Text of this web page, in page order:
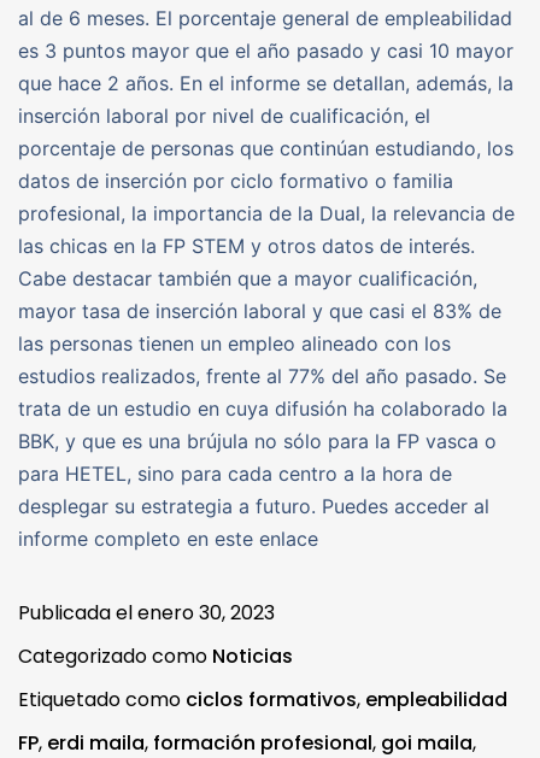
al de 6 meses. El porcentaje general de empleabilidad
es 3 puntos mayor que el año pasado y casi 10 mayor
que hace 2 años. En el informe se detallan, además, la
inserción laboral por nivel de cualificación, el
porcentaje de personas que continúan estudiando, los
datos de inserción por ciclo formativo o familia
profesional, la importancia de la Dual, la relevancia de
las chicas en la FP STEM y otros datos de interés.
Cabe destacar también que a mayor cualificación,
mayor tasa de inserción laboral y que casi el 83% de
las personas tienen un empleo alineado con los
estudios realizados, frente al 77% del año pasado. Se
trata de un estudio en cuya difusión ha colaborado la
BBK, y que es una brújula no sólo para la FP vasca o
para HETEL, sino para cada centro a la hora de
desplegar su estrategia a futuro. Puedes acceder al
informe completo en este enlace
Publicada elenero 30, 2023
Categorizado como Noticias
Etiquetado como ciclos formativos, empleabilidad
FP, erdi maila, formación profesional, goi maila,